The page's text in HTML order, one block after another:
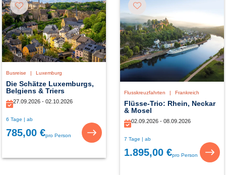
Busreise | Luxemburg
Die Schätze Luxemburgs,
Belgiens & Triers
27.09.2026 - 02.10.2026
6 Tage | ab
785,00 €pro Person
Flusskreuzfahrten | Frankreich
Flüsse-Trio: Rhein, Neckar
& Mosel
02.09.2026 - 08.09.2026
7 Tage | ab
1.895,00 €pro Person